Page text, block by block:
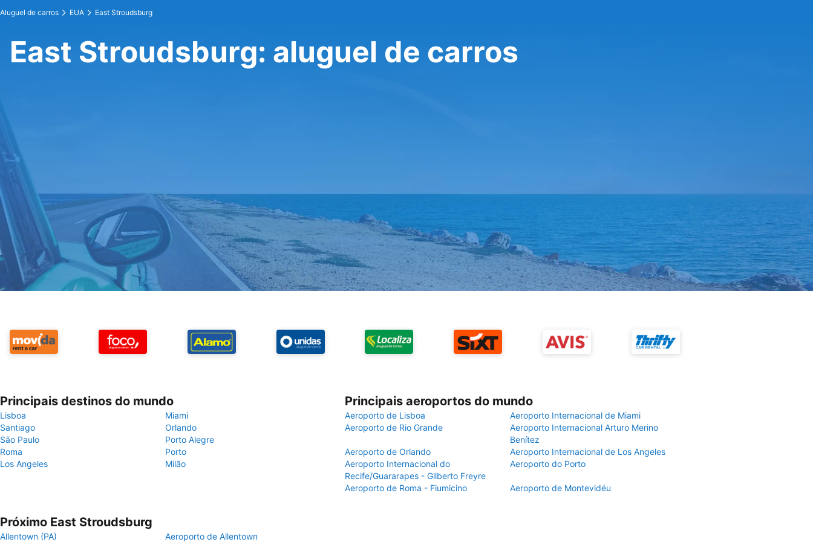
Aluguel de carros EUA East Stroudsburg
East Stroudsburg: aluguel de carros
Principais destinos do mundo
Lisboa
Miami
Santiago
Orlando
São Paulo
Porto Alegre
Roma
Porto
Los Angeles
Milão
Principais aeroportos do mundo
Aeroporto de Lisboa
Aeroporto Internacional de Miami
Aeroporto de Rio Grande
Aeroporto Internacional Arturo Merino
Benítez
Aeroporto de Orlando
Aeroporto Internacional de Los Angeles
Aeroporto Internacional do
Recife/Guararapes - Gilberto Freyre
Aeroporto do Porto
Aeroporto de Roma - Fiumicino Aeroporto de Montevidéu
Próximo East Stroudsburg
Allentown (PA) Aeroporto de Allentown